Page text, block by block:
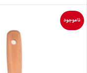
ناموجود